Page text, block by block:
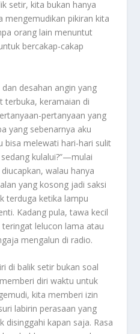
setir, kita bukan hanya
pikiran kita
orang lain menuntut
bercakap-cakap
desahan angin yang
terbuka, keramaian di
pertanyaan yang
yang sebenarnya aku
bisa melewati hari-hari sulit
kulalui?”—mulai
walau hanya
yang kosong jadi saksi
terduga ketika lampu
Kadang pula, tawa kecil
lelucon lama atau
mengalun di radio.
di balik setir bukan soal
diri waktu untuk
kita memberi izin
labirin perasaan yang
disinggahi kapan saja. Rasa